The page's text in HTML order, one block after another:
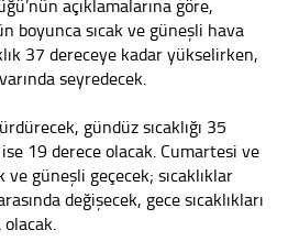
açıklamalarına göre,
boyunca sıcak ve güneşli hava
37 dereceye kadar yükselirken,
seyredecek.
gündüz sıcaklığı 35
19 derece olacak. Cumartesi ve
güneşli geçecek; sıcaklıklar
değişecek, gece sıcaklıkları
olacak.